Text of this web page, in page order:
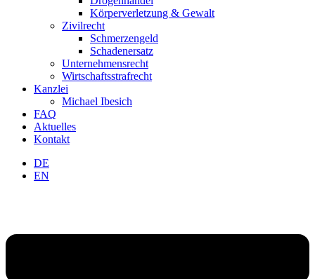
Körperverletzung & Gewalt
Zivilrecht
Schmerzengeld
Schadenersatz
Unternehmensrecht
Wirtschaftsstrafrecht
Kanzlei
Michael Ibesich
FAQ
Aktuelles
Kontakt
DE
EN